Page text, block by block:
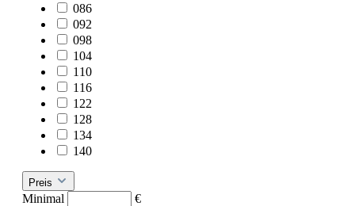
086
092
098
104
110
116
122
128
134
140
Preis
Minimal
€